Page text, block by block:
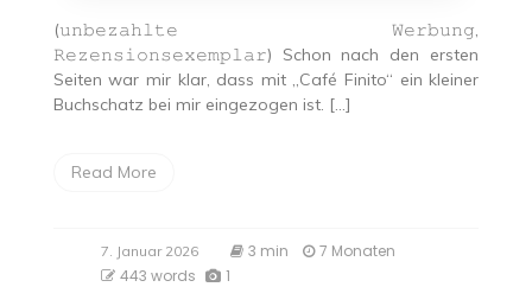
(𝚞𝚗𝚋𝚎𝚣𝚊𝚑𝚕𝚝𝚎 𝚆𝚎𝚛𝚋𝚞𝚗𝚐,
𝚁𝚎𝚣𝚎𝚗𝚜𝚒𝚘𝚗𝚜𝚎𝚡𝚎𝚖𝚙𝚕𝚊𝚛) Schon nach den ersten
Seiten war mir klar, dass mit „Café Finito“ ein kleiner
Buchschatz bei mir eingezogen ist. […]
Read More
7. Januar 2026 3 min
7 Monaten
443 words
1